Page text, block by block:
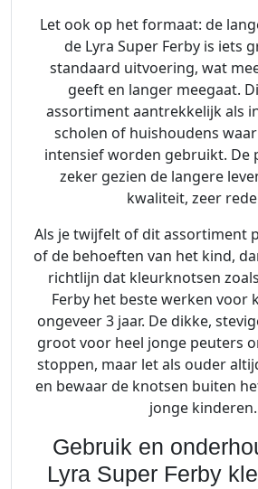
Let ook op het formaat: de
de Lyra Super Ferby is iets
standaard uitvoering, wat
geeft en langer meegaat.
assortiment aantrekkelijk als
scholen of huishoudens
intensief worden gebruikt. De
zeker gezien de langere
kwaliteit, zeer
Als je twijfelt of dit assortiment
of de behoeften van het kind,
richtlijn dat kleurknotsen
Ferby het beste werken voor
ongeveer 3 jaar. De dikke,
groot voor heel jonge peuters
stoppen, maar let als ouder
en bewaar de knotsen buiten
jonge kinderen.
Gebruik en
Lyra Super Ferby